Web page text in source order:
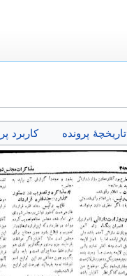
تاریخچهٔ پرونده کاربرد